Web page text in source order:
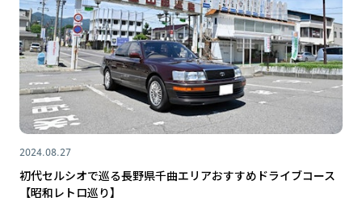
2024.08.27
初代セルシオで巡る長野県千曲エリアおすすめドライブコース
【昭和レトロ巡り】